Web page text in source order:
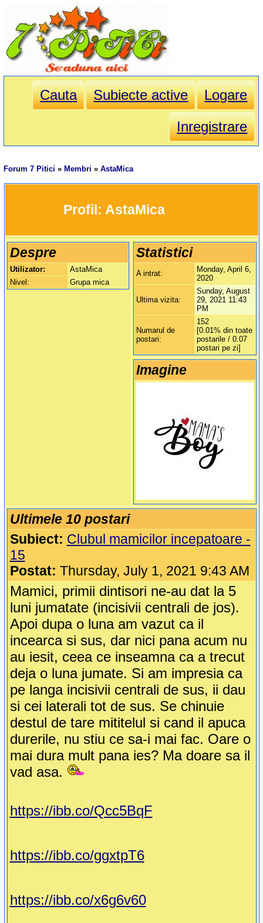
Cauta Subiecte active
Logare
Inregistrare
Forum 7 Pitici » Membri »AstaMica
		Profil:
AstaMica
Despre
Utilizator:
AstaMica
Nivel:
Grupa mica
Statistici
A intrat:
Monday, April 6,
2020
Ultima vizita:
Sunday, August
29, 2021 11:43
PM
Numarul de
postari:
152
[0.01% din toate
postarile / 0.07
postari pe zi]
Imagine
Ultimele 10 postari
Subiect: Clubul mamicilor incepatoare -
15
Postat: Thursday, July 1, 2021 9:43 AM
Mamici, primii dintisori ne-au dat la 5
luni jumatate (incisivii centrali de jos).
Apoi dupa o luna am vazut ca il
incearca si sus, dar nici pana acum nu
au iesit, ceea ce inseamna ca a trecut
deja o luna jumate. Si am impresia ca
pe langa incisivii centrali de sus, ii dau
si cei laterali tot de sus. Se chinuie
destul de tare mititelul si cand il apuca
durerile, nu stiu ce sa-i mai fac. Oare o
mai dura mult pana ies? Ma doare sa il
vad asa.
https://ibb.co/Qcc5BqF
https://ibb.co/ggxtpT6
https://ibb.co/x6g6v60